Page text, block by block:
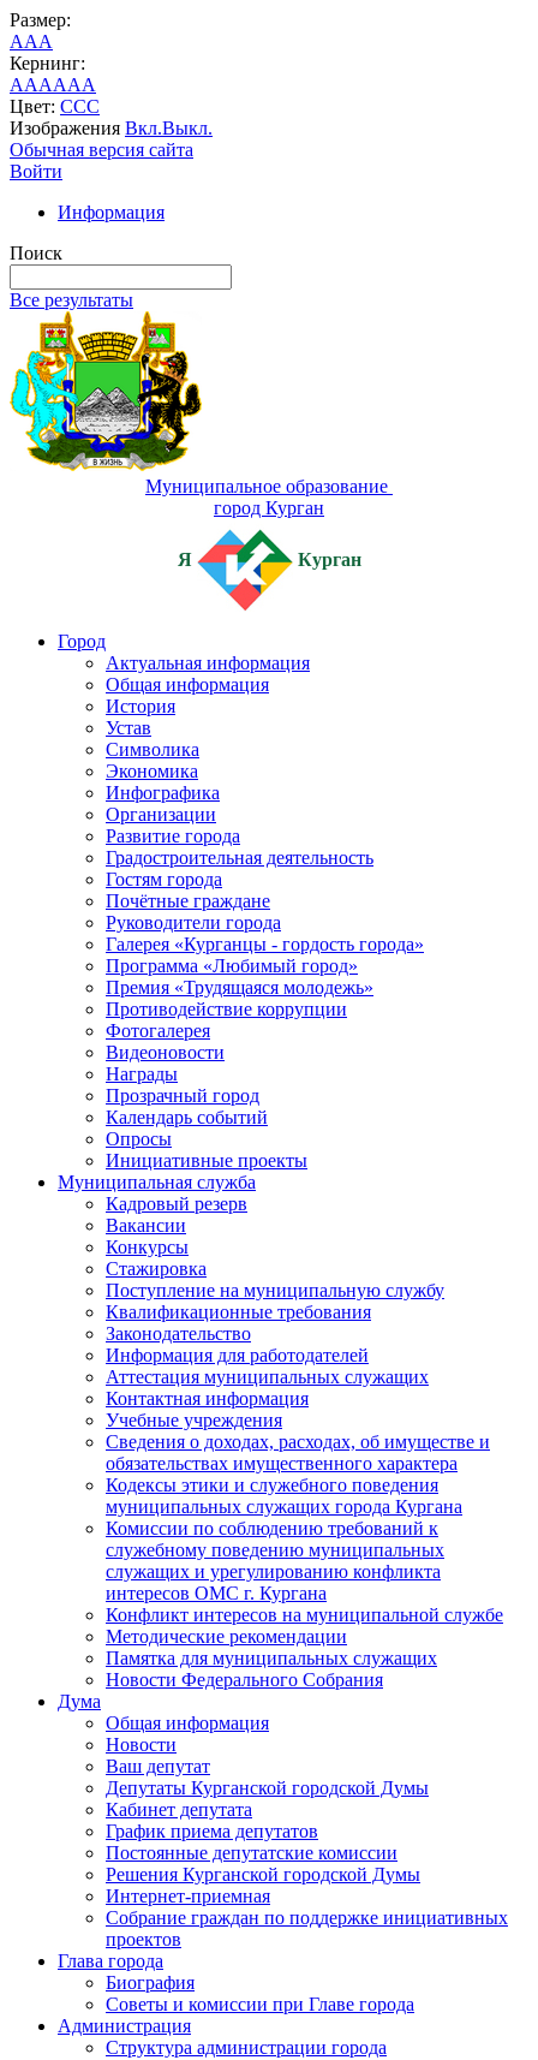
Размер:
AAA
Кернинг:
AAAAAA
Цвет: CCC
Изображения Вкл.Выкл.
Обычная версия сайта
Войти
Информация
Поиск
Все результаты
Муниципальное образование
город Курган
Я Курган
Город
Актуальная информация
Общая информация
История
Устав
Символика
Экономика
Инфографика
Организации
Развитие города
Градостроительная деятельность
Гостям города
Почётные граждане
Руководители города
Галерея «Курганцы - гордость города»
Программа «Любимый город»
Премия «Трудящаяся молодежь»
Противодействие коррупции
Фотогалерея
Видеоновости
Награды
Прозрачный город
Календарь событий
Опросы
Инициативные проекты
Муниципальная служба
Кадровый резерв
Вакансии
Конкурсы
Стажировка
Поступление на муниципальную службу
Квалификационные требования
Законодательство
Информация для работодателей
Аттестация муниципальных служащих
Контактная информация
Учебные учреждения
Сведения о доходах, расходах, об имуществе и
обязательствах имущественного характера
Кодексы этики и служебного поведения
муниципальных служащих города Кургана
Комиссии по соблюдению требований к
служебному поведению муниципальных
служащих и урегулированию конфликта
интересов ОМС г. Кургана
Конфликт интересов на муниципальной службе
Методические рекомендации
Памятка для муниципальных служащих
Новости Федерального Cобрания
Дума
Общая информация
Новости
Ваш депутат
Депутаты Курганской городской Думы
Кабинет депутата
График приема депутатов
Постоянные депутатские комиссии
Решения Курганской городской Думы
Интернет-приемная
Собрание граждан по поддержке инициативных
проектов
Глава города
Биография
Советы и комиссии при Главе города
Администрация
Структура администрации города